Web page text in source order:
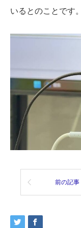
いるとのことです。
前の記事